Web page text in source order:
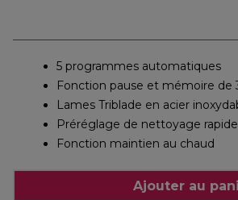
5 programmes automatiques
Fonction pause et mémoire de
Lames Triblade en acier
Préréglage de nettoyage rapide
Fonction maintien au chaud
Ajouter au